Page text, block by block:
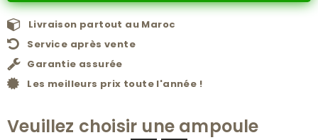
Livraison partout au Maroc
Service après vente
Garantie assurée
Les meilleurs prix toute l'année !
Veuillez choisir une ampoule